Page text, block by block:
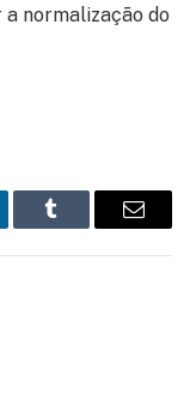
normalização do
Tumblr Email